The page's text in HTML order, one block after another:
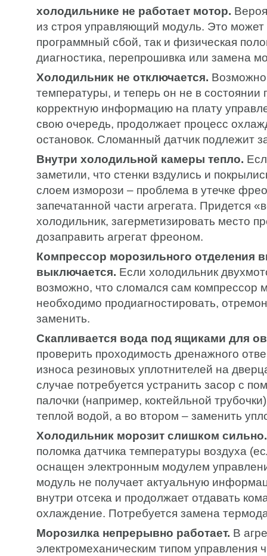
холодильнике не работает мотор.
из строя управляющий модуль. Это может
программный сбой, так и физическая
диагностика, перепрошивка или замена
Холодильник не отключается.
температуры, и теперь он не в состоянии
корректную информацию на плату
свою очередь, продолжает процесс
остановок. Сломанный датчик подлежит
Внутри холодильной камеры тепло.
заметили, что стенки вздулись и
слоем изморози – проблема в утечке
запечатанной части агрегата. Придется
холодильник, загерметизировать место
дозаправить агрегат фреоном.
Компрессор морозильного отделения
выключается. Если холодильник
возможно, что сломался сам компрессор
необходимо продиагностировать,
заменить.
Скапливается вода под ящиками для
проверить проходимость дренажного
износа резиновых уплотнителей на
случае потребуется устранить засор с
палочки (например, коктейльной
теплой водой, а во втором – заменить
Холодильник морозит слишком сильно.
поломка датчика температуры воздуха
оснащен электронным модулем
модуль не получает актуальную
внутри отсека и продолжает отдавать
охлаждение. Потребуется замена
Морозилка непрерывно работает. В
электромеханическим типом управления